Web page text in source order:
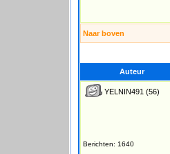
Naar boven
Auteur
YELNIN491 (56)
Berichten: 1640